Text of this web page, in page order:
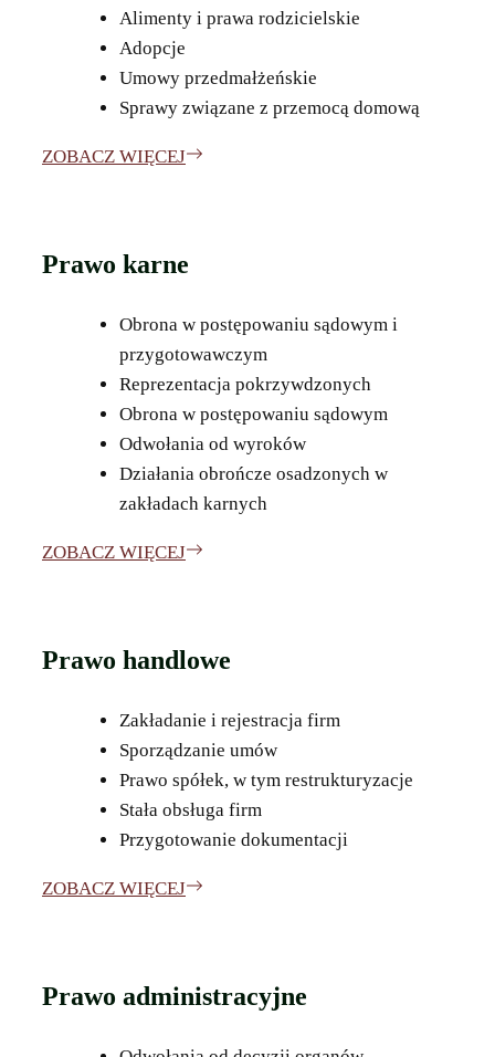
Alimenty i prawa rodzicielskie
Adopcje
Umowy przedmałżeńskie
Sprawy związane z przemocą domową
ZOBACZ WIĘCEJ
Prawo karne
Obrona w postępowaniu sądowym i
przygotowawczym
Reprezentacja pokrzywdzonych
Obrona w postępowaniu sądowym
Odwołania od wyroków
Działania obrończe osadzonych w
zakładach karnych
ZOBACZ WIĘCEJ
Prawo handlowe
Zakładanie i rejestracja firm
Sporządzanie umów
Prawo spółek, w tym restrukturyzacje
Stała obsługa firm
Przygotowanie dokumentacji
ZOBACZ WIĘCEJ
Prawo administracyjne